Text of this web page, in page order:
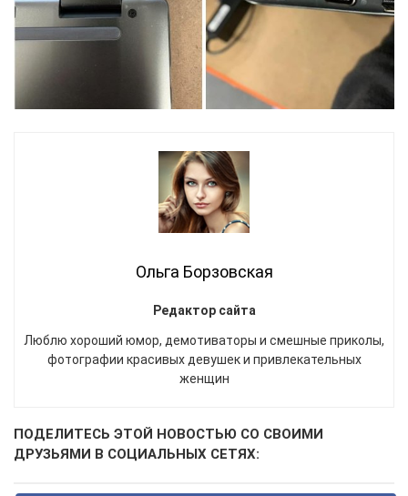
Ольга Борзовская
Редактор сайта
Люблю хороший юмор, демотиваторы и смешные приколы,
фотографии красивых девушек и привлекательных
женщин
ПОДЕЛИТЕСЬ ЭТОЙ НОВОСТЬЮ СО СВОИМИ
ДРУЗЬЯМИ В СОЦИАЛЬНЫХ СЕТЯХ: